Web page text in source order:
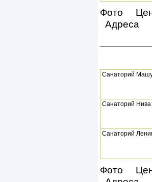
Фото
Санаторий
Санаторий Нива
Санаторий
Фото